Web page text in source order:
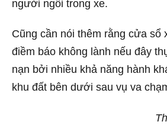
người ngồi trong xe.
Cũng cần nói thêm rằng cửa sổ
điềm báo không lành nếu đây
nạn bởi nhiều khả năng hành
khu đất bên dưới sau vụ va